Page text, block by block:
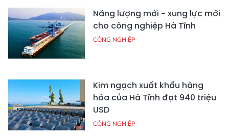
Năng lượng mới - xung lực mới
cho công nghiệp Hà Tĩnh
CÔNG NGHIỆP
Kim ngạch xuất khẩu hàng
hóa của Hà Tĩnh đạt 940 triệu
USD
CÔNG NGHIỆP